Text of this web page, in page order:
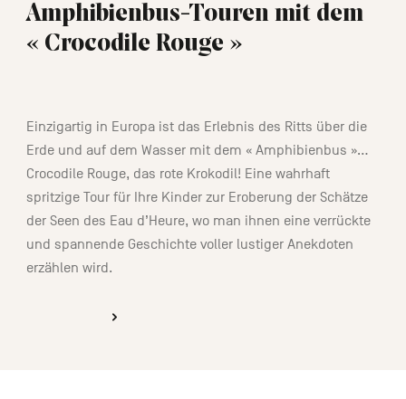
Amphibienbus-Touren mit dem
« Crocodile Rouge »
Einzigartig in Europa ist das Erlebnis des Ritts über die
Erde und auf dem Wasser mit dem « Amphibienbus »…
Crocodile Rouge, das rote Krokodil! Eine wahrhaft
spritzige Tour für Ihre Kinder zur Eroberung der Schätze
der Seen des Eau d’Heure, wo man ihnen eine verrückte
und spannende Geschichte voller lustiger Anekdoten
erzählen wird.